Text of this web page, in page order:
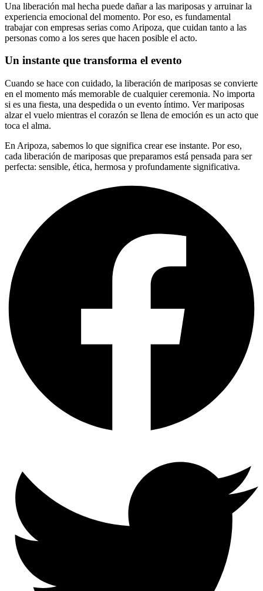
Una liberación mal hecha puede dañar a las mariposas y arruinar la
experiencia emocional del momento. Por eso, es fundamental
trabajar con empresas serias como Aripoza, que cuidan tanto a las
personas como a los seres que hacen posible el acto.
Un instante que transforma el evento
Cuando se hace con cuidado, la liberación de mariposas se convierte
en el momento más memorable de cualquier ceremonia. No importa
si es una fiesta, una despedida o un evento íntimo. Ver mariposas
alzar el vuelo mientras el corazón se llena de emoción es un acto que
toca el alma.
En Aripoza, sabemos lo que significa crear ese instante. Por eso,
cada liberación de mariposas que preparamos está pensada para ser
perfecta: sensible, ética, hermosa y profundamente significativa.